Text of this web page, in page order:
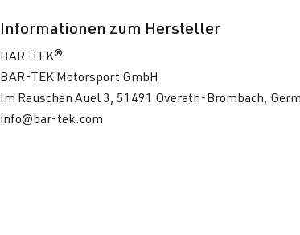
Informationen zum Hersteller
BAR-TEK®
BAR-TEK Motorsport GmbH
Im Rauschen Auel 3, 51491 Overath-Brombach,
info@bar-tek.com